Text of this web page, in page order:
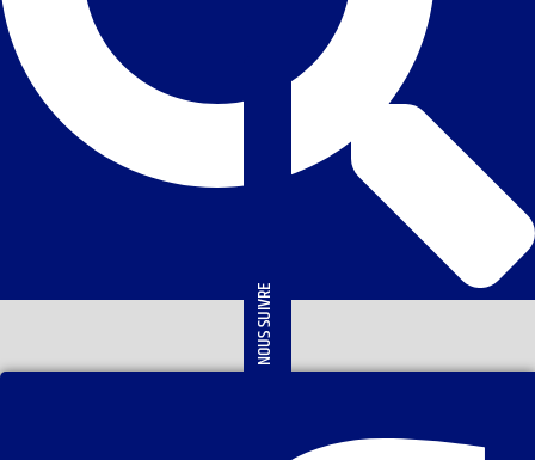
NOUS SUIVRE